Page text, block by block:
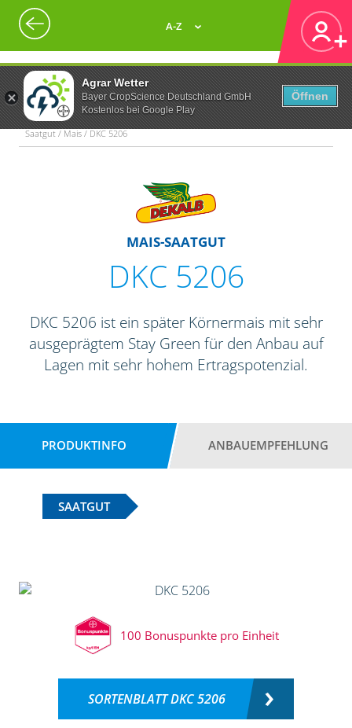
Agrar Wetter
Bayer CropScience Deutschland GmbH
Kostenlos bei Google Play
Öffnen
A-Z
Saatgut / Mais / DKC 5206
MAIS-SAATGUT
DKC 5206
DKC 5206 ist ein später Körnermais mit sehr
ausgeprägtem Stay Green für den Anbau auf
Lagen mit sehr hohem Ertragspotenzial.
PRODUKTINFO ANBAUEMPFEHLUNG
SAATGUT
100 Bonuspunkte pro Einheit
SORTENBLATT DKC 5206